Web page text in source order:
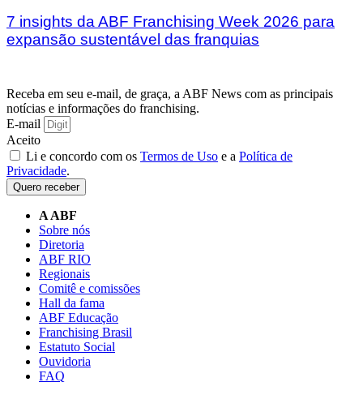
7 insights da ABF Franchising Week 2026 para
expansão sustentável das franquias
Receba em seu e-mail, de graça, a ABF News com as principais
notícias e informações do franchising.
E-mail
Aceito
Li e concordo com os Termos de Uso e a Política de
Privacidade.
Quero receber
A ABF
Sobre nós
Diretoria
ABF RIO
Regionais
Comitê e comissões
Hall da fama
ABF Educação
Franchising Brasil
Estatuto Social
Ouvidoria
FAQ